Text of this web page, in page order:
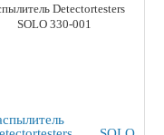
Detectortesters
SOLO 330-001